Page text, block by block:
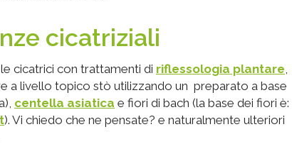
cicatriziali
cicatrici con trattamenti di riflessologia plantare,
a livello topico stò utilizzando un preparato a base
centella asiatica e fiori di bach (la base dei fiori è:
). Vi chiedo che ne pensate? e naturalmente ulteriori